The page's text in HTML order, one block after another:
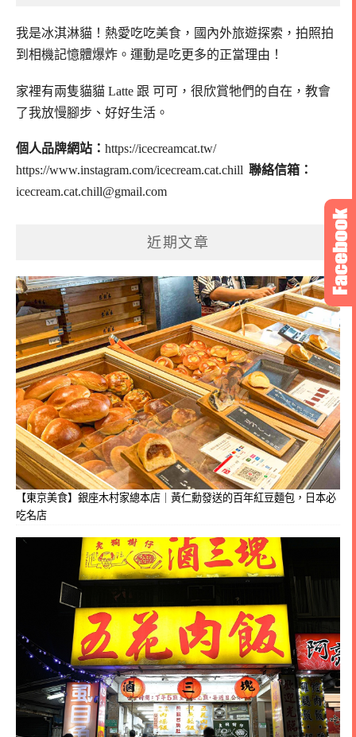
我是冰淇淋貓！ 熱愛吃吃美食，國內外旅遊探索，拍照拍
到相機記憶體爆炸。 運動是吃更多的正當理由！
家裡有兩隻貓貓 Latte 跟 可可， 很欣賞牠們的自在，教會
了我放慢腳步、好好生活。
個人品牌網站： https://icecreamcat.tw/
https://www.instagram.com/icecream.cat.chill 聯絡信箱：
icecream.cat.chill@gmail.com
近期文章
【東京美食】銀座木村家總本店｜黃仁勳發送的百年紅豆麵包，日本必
吃名店